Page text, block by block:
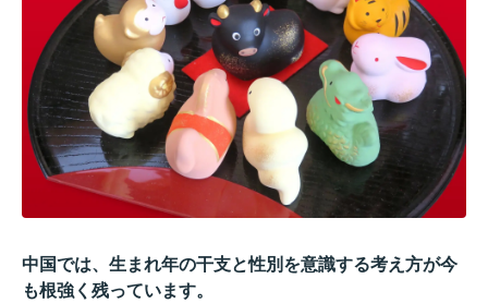
中国では、 生まれ年の干支と性別を意識する考え方が今
も根強く残っています。